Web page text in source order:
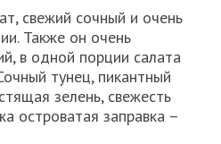
свежий сочный и очень
Также он очень
в одной порции салата
тунец, пикантный
зелень, свежесть
островатая заправка –